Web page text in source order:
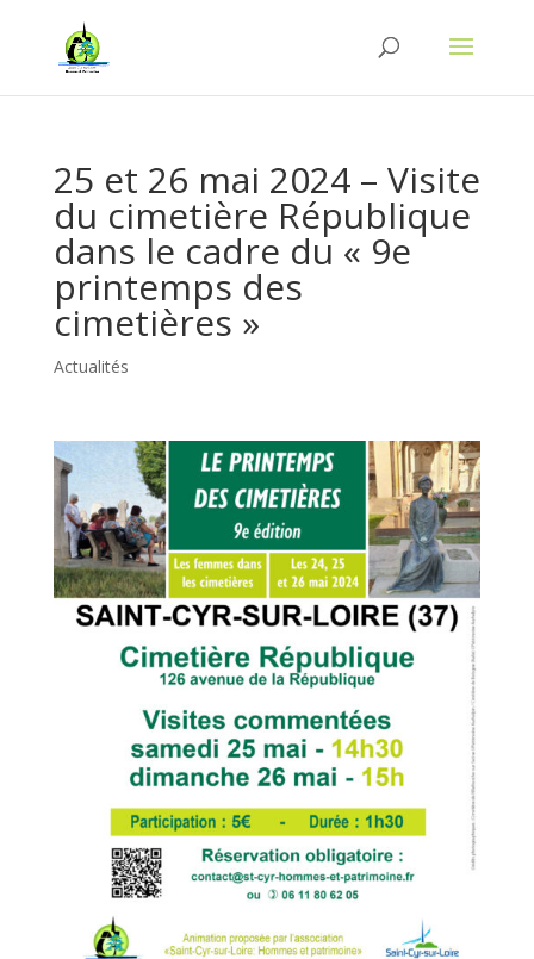
25 et 26 mai 2024 – Visite
du cimetière République
dans le cadre du « 9e
printemps des
cimetières »
Actualités